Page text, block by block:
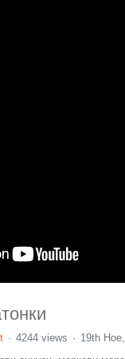
4244 views 19th